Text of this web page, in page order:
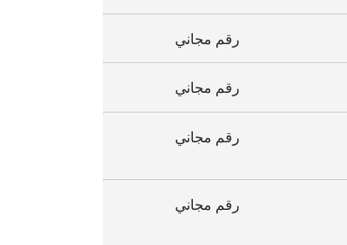
رقم مجاني
رقم مجاني
رقم مجاني
رقم مجاني